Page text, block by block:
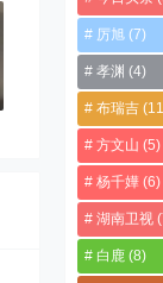
厉旭 (7)
孝渊 (4)
布瑞吉
方文山 (5)
杨千嬅 (6)
湖南卫视
白鹿 (8)